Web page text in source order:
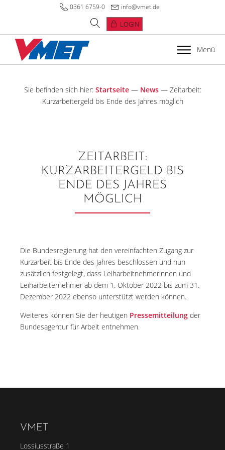
0361 6759-0 info@vmet.de
LOGIN
Menü
Sie befinden sich hier: Startseite— News— Zeitarbeit:
Kurzarbeitergeld bis Ende des Jahres möglich
ZEITARBEIT:
KURZARBEITERGELD BIS
ENDE DES JAHRES
MÖGLICH
Die Bundesregierung hat den vereinfachten Zugang zur
Kurzarbeit bis Ende des Jahres beschlossen und nun
zusätzlich festgelegt, dass Leiharbeitnehmerinnen und
Leiharbeiternehmer ab dem 1. Oktober 2022 bis zum 31.
Dezember 2022 ebenso unterstützt werden können.
Weiteres können Sie der heutigen Pressemitteilung der
Bundesagentur für Arbeit entnehmen.
VMET
Lossiusstraße 1